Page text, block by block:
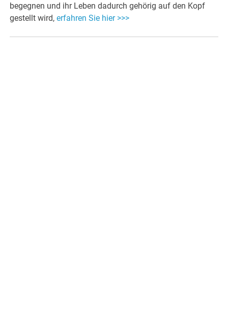
begegnen und ihr Leben dadurch gehörig auf den Kopf
gestellt wird,erfahren Sie hier >>>